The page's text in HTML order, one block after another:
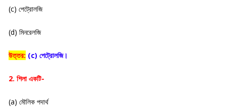
(c) পেট্রোলজি
(d) মিনরেলজি
উত্তর: (c) পেট্রোলজি।
2. শিলা একটি-
(a) মৌলিক পদার্থ